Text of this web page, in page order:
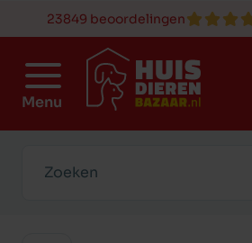
23849 beoordelingen
Menu